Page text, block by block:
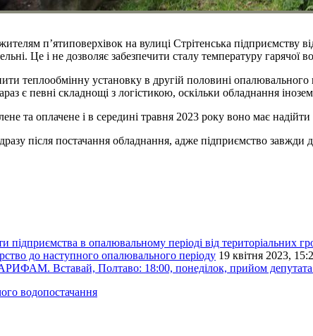
п’ятиповерхівок на вулиці Стрітенська підприємству
Це і не дозволяє забезпечити сталу температуру
теплообмінну установку в другій половині
є певні складнощі з логістикою, оскільки обладнання
та оплачене і в середині травня 2023 року воно має
після постачання обладнання, адже підприємство завжди
підприємства в опалювальному періоді від територіальних
до наступного опалювального періоду 19 квітня 2023,
Вставай, Полтаво: 18:00, понеділок, прийом депутата
водопостачання